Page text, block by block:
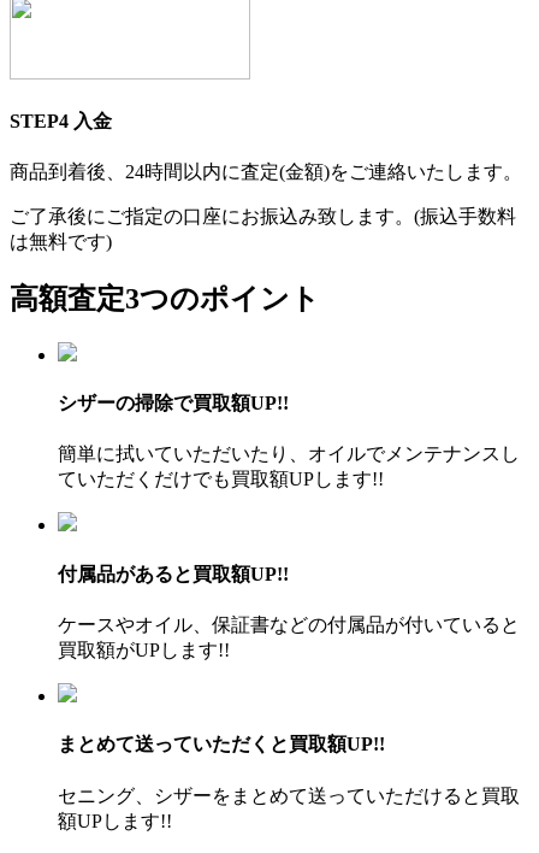
STEP4 入金
商品到着後、24時間以内に査定(金額)をご連絡いたします。
ご了承後にご指定の口座にお振込み致します。(振込手数料
は無料です)
高額査定3つのポイント
シザーの掃除で買取額UP!!
簡単に拭いていただいたり、オイルでメンテナンスし
ていただくだけでも買取額UPします!!
付属品があると買取額UP!!
ケースやオイル、保証書などの付属品が付いていると
買取額がUPします!!
まとめて送っていただくと買取額UP!!
セニング、シザーをまとめて送っていただけると買取
額UPします!!